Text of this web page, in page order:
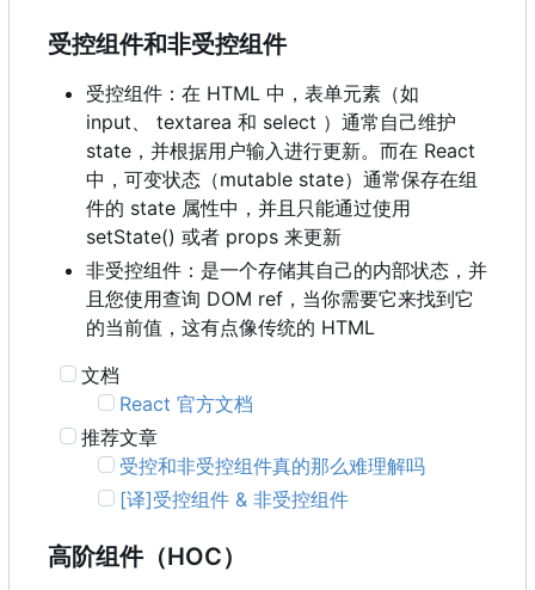
受控组件和非受控组件
受控组件：在 HTML 中，表单元素（如
input、 textarea 和 select ）通常自己维护
state ， 并根据用户输入进行更新。而在 React
中 ， 可变状态 （mutable state） 通常保存在组
件的 state 属性中，并且只能通过使用
setState() 或者 props 来更新
非受控组件：是一个存储其自己的内部状态，并
且您使用查询 DOM ref ， 当你需要它来找到它
的当前值 ， 这有点像传统的 HTML
文档
React 官方文档
推荐文章
受控和非受控组件真的那么难理解吗
[译]受控组件 & 非受控组件
高阶组件（HOC）